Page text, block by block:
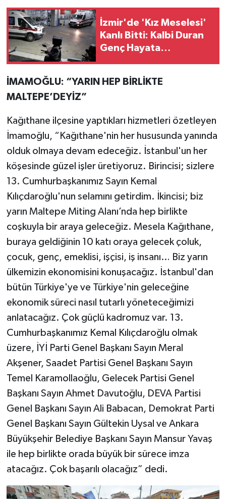
İzmir'de 'Kız Meselesi'
Kanlı Bitti: Kalbi Duran
Genç Hayata
İMAMOĞLU: “YARIN HEP BİRLİKTE
MALTEPE’DEYİZ”
Kağıthane ilçesine yaptıkları hizmetleri özetleyen
İmamoğlu, “Kağıthane'nin her hususunda yanında
olduk olmaya devam edeceğiz. İstanbul'un her
köşesinde güzel işler üretiyoruz. Birincisi; sizlere
13. Cumhurbaşkanımız Sayın Kemal
Kılıçdaroğlu'nun selamını getirdim. İkincisi; biz
yarın Maltepe Miting Alanı’nda hep birlikte
coşkuyla bir araya geleceğiz. Mesela Kağıthane,
buraya geldiğinin 10 katı oraya gelecek çoluk,
çocuk, genç, emeklisi, işçisi, iş insanı… Biz yarın
ülkemizin ekonomisini konuşacağız. İstanbul'dan
bütün Türkiye'ye ve Türkiye'nin geleceğine
ekonomik süreci nasıl tutarlı yöneteceğimizi
anlatacağız. Çok güçlü kadromuz var. 13.
Cumhurbaşkanımız Kemal Kılıçdaroğlu olmak
üzere, İYİ Parti Genel Başkanı Sayın Meral
Akşener, Saadet Partisi Genel Başkanı Sayın
Temel Karamollaoğlu, Gelecek Partisi Genel
Başkanı Sayın Ahmet Davutoğlu, DEVA Partisi
Genel Başkanı Sayın Ali Babacan, Demokrat Parti
Genel Başkanı Sayın Gültekin Uysal ve Ankara
Büyükşehir Belediye Başkanı Sayın Mansur Yavaş
ile hep birlikte orada büyük bir sürece imza
atacağız. Çok başarılı olacağız” dedi.